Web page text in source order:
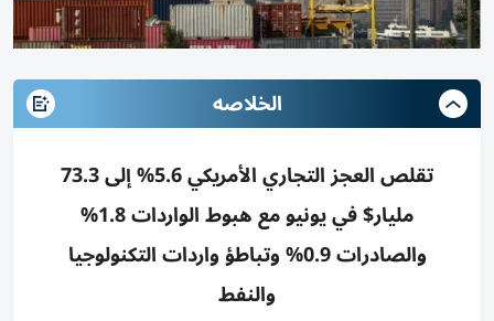
الخلاصه
تقلص العجز التجاري الأمريكي 5.6% إلى 73.3
مليار$ في يونيو مع هبوط الواردات 1.8%
والصادرات 0.9% وتباطؤ واردات التكنولوجيا
والنفط